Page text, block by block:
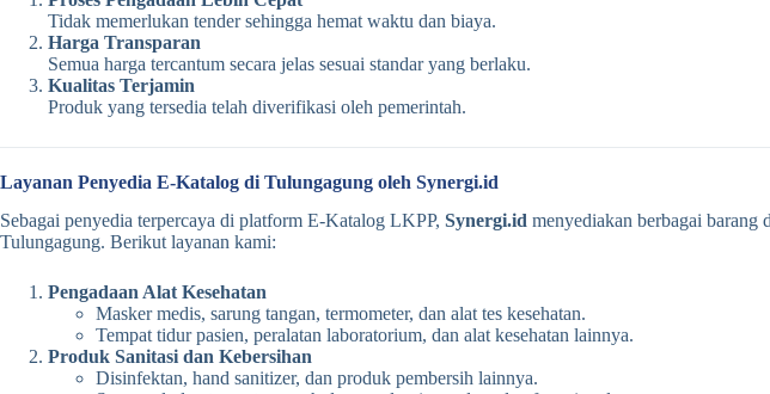
Tidak memerlukan tender sehingga hemat waktu dan biaya.
Harga Transparan
Semua harga tercantum secara jelas sesuai standar yang berlaku.
Kualitas Terjamin
Produk yang tersedia telah diverifikasi oleh pemerintah.
Layanan Penyedia E-Katalog di Tulungagung oleh Synergi.id
Sebagai penyedia terpercaya di platform E-Katalog LKPP, Synergi.id menyediakan berbagai barang
Tulungagung. Berikut layanan kami:
Pengadaan Alat Kesehatan
Masker medis, sarung tangan, termometer, dan alat tes kesehatan.
Tempat tidur pasien, peralatan laboratorium, dan alat kesehatan lainnya.
Produk Sanitasi dan Kebersihan
Disinfektan, hand sanitizer, dan produk pembersih lainnya.